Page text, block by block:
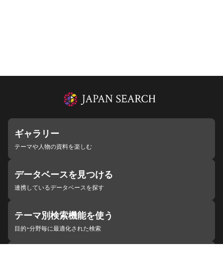
ギャラリー
テーマや人物の資料を楽しむ
データベースを見つける
連携しているデータベースを探す
テーマ別検索機能を使う
目的・分野毎に最適化された検索